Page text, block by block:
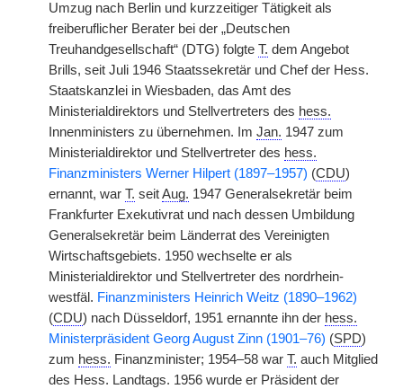
Umzug nach Berlin und kurzzeitiger Tätigkeit als
freiberuflicher Berater bei der „Deutschen
Treuhandgesellschaft“ (DTG) folgte T. dem Angebot
Brills, seit Juli 1946 Staatssekretär und Chef der Hess.
Staatskanzlei in Wiesbaden, das Amt des
Ministerialdirektors und Stellvertreters des hess.
Innenministers zu übernehmen. Im Jan. 1947 zum
Ministerialdirektor und Stellvertreter des hess.
Finanzministers Werner Hilpert (1897–1957) (CDU)
ernannt, war T. seitAug. 1947 Generalsekretär beim
Frankfurter Exekutivrat und nach dessen Umbildung
Generalsekretär beim Länderrat des Vereinigten
Wirtschaftsgebiets. 1950 wechselte er als
Ministerialdirektor und Stellvertreter des nordrhein-
westfäl. Finanzministers Heinrich Weitz (1890–1962)
(CDU) nach Düsseldorf, 1951 ernannte ihn der hess.
Ministerpräsident Georg August Zinn (1901–76) (SPD)
zum hess. Finanzminister; 1954–58 war T. auch Mitglied
des Hess. Landtags. 1956 wurde er Präsident der